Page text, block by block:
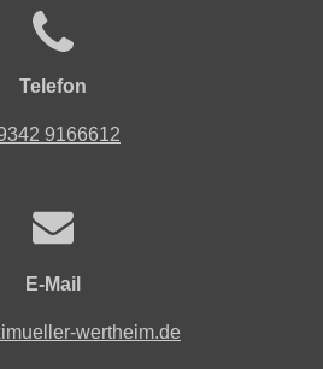
Telefon
9166612
E-Mail
wertheim.de